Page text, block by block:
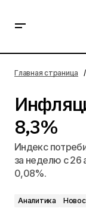
Главная страница
8,3%
Индекс
за неделю с 26
0,08%.
Аналитика